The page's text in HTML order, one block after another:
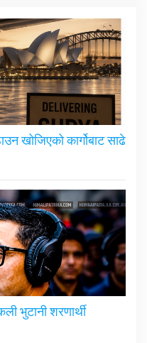
खोजिएको कार्गोबाट साढे
भुटानी शरणार्थी